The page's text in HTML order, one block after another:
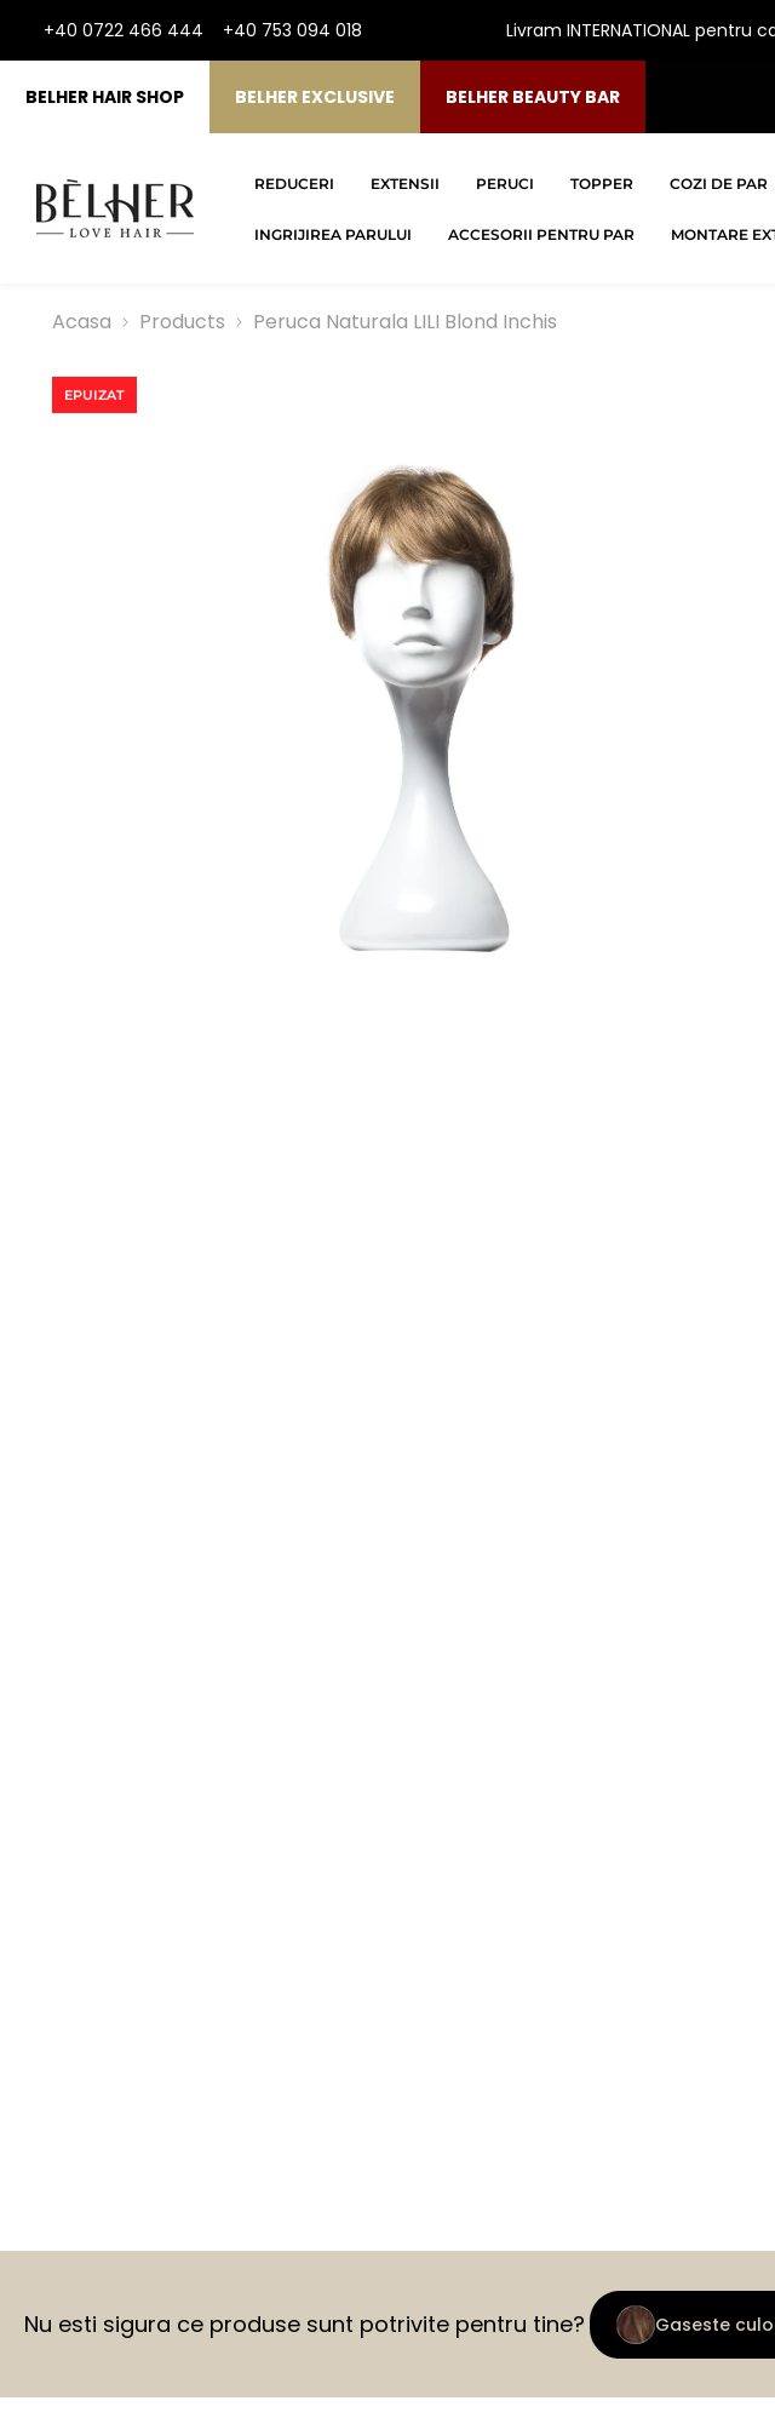
+40 0722 466 444 +40 753 094 018 Livram INTERNATIONAL
BELHER HAIR SHOP BELHER EXCLUSIVE BELHER BEAUTY BAR
REDUCERI EXTENSII PERUCI TOPPER COZI DE PAR
INGRIJIREA PARULUI ACCESORII PENTRU PAR MONTARE
Acasa Products Peruca Naturala LILI Blond Inchis
EPUIZAT
Nu esti sigura ce produse sunt potrivite pentru tine? Gaseste